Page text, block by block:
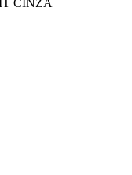
CINZA